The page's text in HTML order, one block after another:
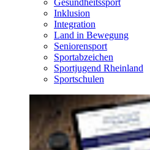
Gesundheitssport
Inklusion
Integration
Land in Bewegung
Seniorensport
Sportabzeichen
Sportjugend Rheinland
Sportschulen